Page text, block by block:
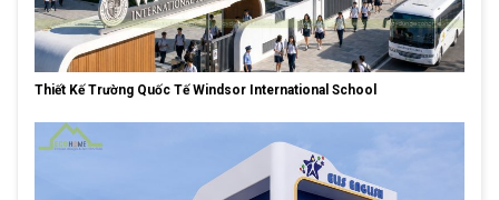
Thiết Kế Trường Quốc Tế Windsor International School